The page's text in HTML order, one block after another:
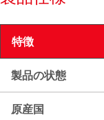
特徴
製品の状態
原産国